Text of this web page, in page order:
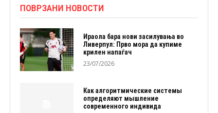
ПОВРЗАНИ НОВОСТИ
Ираола бара нови засилувања во
Ливерпул: Прво мора да купиме
крилен напаѓач
23/07/2026
Как алгоритмические системы
определяют мышление
современного индивида